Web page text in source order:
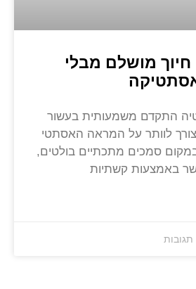
חיוך מושלם מבלי
התקדם משמעותית בעשור
צורך לוותר על המראה האסתטי
סמכים מתכתיים בולטים,
באמצעות קשתיות
תגובות